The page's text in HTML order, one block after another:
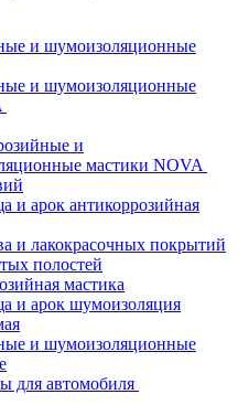
и шумоизоляционные
и шумоизоляционные
и
мастики NOVA
и арок антикоррозийная
и лакокрасочных покрытий
полостей
мастика
и арок шумоизоляция
и шумоизоляционные
для автомобиля